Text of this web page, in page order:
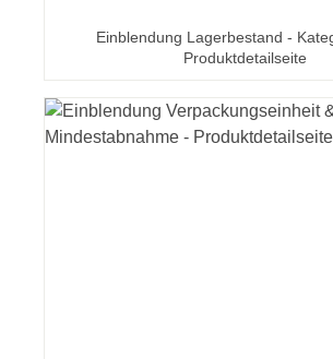
Einblendung Lagerbestand -
Produktdetailseite